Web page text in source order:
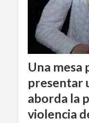
Una mesa
presentar
aborda la
violencia